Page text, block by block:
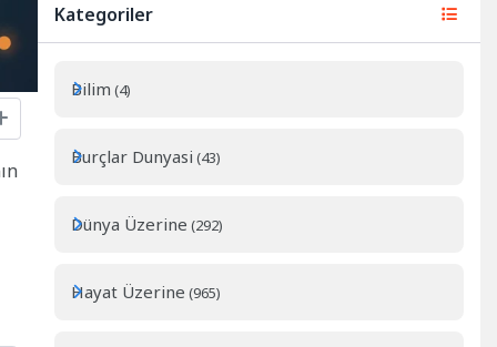
Kategoriler
Bilim (4)
Burçlar Dunyasi (43)
Dünya Üzerine (292)
Hayat Üzerine (965)